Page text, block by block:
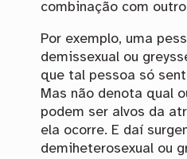
combinação com
Por exemplo, uma
demissexual ou
que tal pessoa só
Mas não denota qual
podem ser alvos da
ela ocorre. E daí
demiheterosexual ou